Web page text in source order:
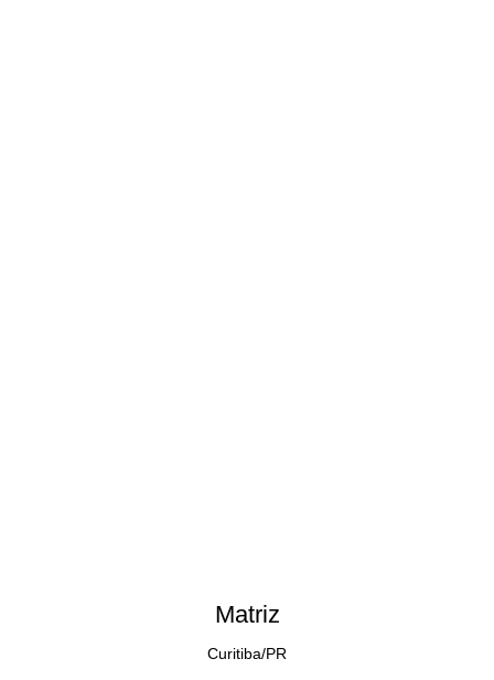
Matriz
Curitiba/PR